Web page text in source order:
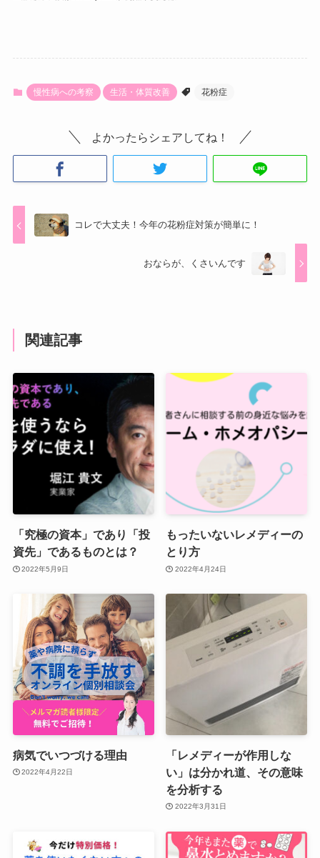
慢性病への考察 生活・体質改善 花粉症
よかったらシェアしてね！
コレで大丈夫！今年の花粉症対策が簡単に！
おならが、くさいんです
関連記事
「究極の資本」であり「投
資先」であるものとは？
2022年5月9日
もったいないレメディーの
とり方
2022年4月24日
病気でいつづける理由
2022年4月22日
「レメディーが作用しな
い」は分かれ道、その意味
を分析する
2022年3月31日